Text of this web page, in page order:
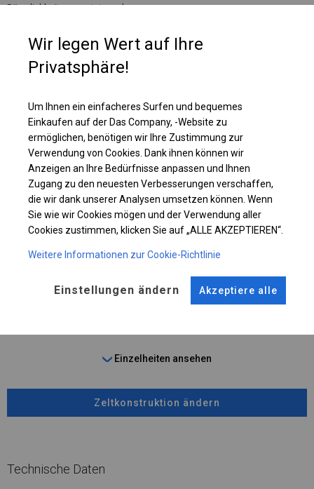
Räumlichkeiten genutzt werden.
Einzelheiten ansehen
KONSTRUKTION
WINTER
Einzelheiten ansehen
Zeltkonstruktion ändern
Technische Daten
Wir legen Wert auf Ihre
Privatsphäre!
Um Ihnen ein einfacheres Surfen und bequemes
Einkaufen auf der Das Company, -Website zu
ermöglichen, benötigen wir Ihre Zustimmung zur
Verwendung von Cookies. Dank ihnen können wir
Anzeigen an Ihre Bedürfnisse anpassen und Ihnen
Zugang zu den neuesten Verbesserungen verschaffen,
die wir dank unserer Analysen umsetzen können. Wenn
Sie wie wir Cookies mögen und der Verwendung aller
Cookies zustimmen, klicken Sie auf „ALLE AKZEPTIEREN“.
Weitere Informationen zur Cookie-Richtlinie
Einstellungen ändern Akzeptiere alle